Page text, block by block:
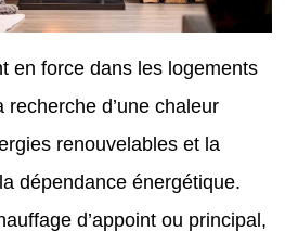
en force dans les logements
d’une chaleur
renouvelables et la
dépendance énergétique.
d’appoint ou principal,